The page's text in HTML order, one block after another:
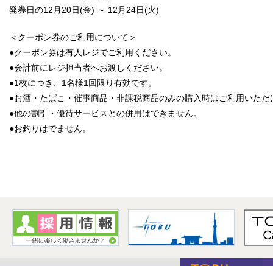
発券日の12月20日(金) ～ 12月24日(火)
＜クーポン券のご利用について＞
●クーポン券は有人レジでご利用ください。
●会計前にレジ担当者へお渡しください。
●1枚につき、1名様1回限り有効です。
●お酒・たばこ・催事商品・非課税商品のみの購入時はご利用いただ
●他の割引・優待サービスとの併用はできません。
●お釣りはでません。